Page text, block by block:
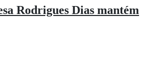
Rodrigues Dias mantém